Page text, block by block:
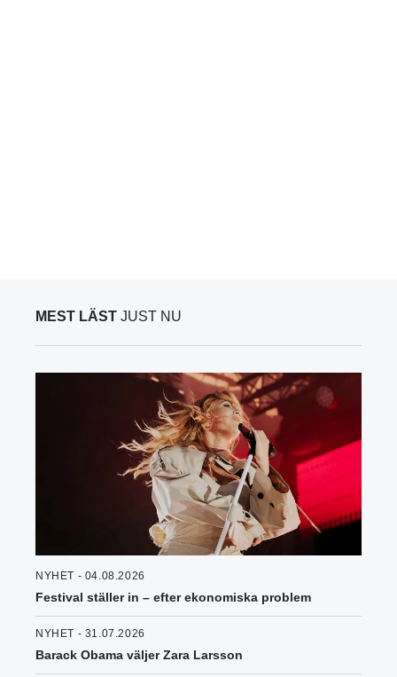
MEST LÄST JUST NU
NYHET - 04.08.2026
Festival ställer in – efter ekonomiska problem
NYHET - 31.07.2026
Barack Obama väljer Zara Larsson